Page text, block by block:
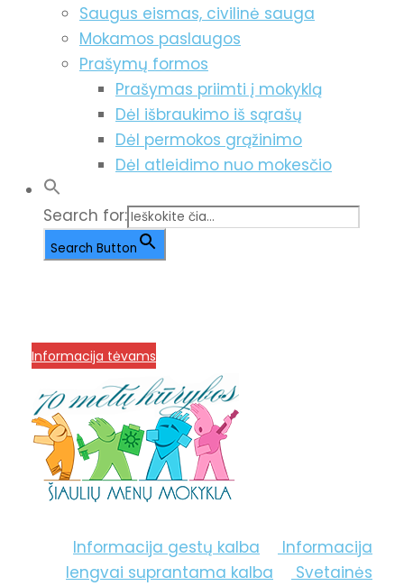
Saugus eismas, civilinė sauga
Mokamos paslaugos
Prašymų formos
Prašymas priimti į mokyklą
Dėl išbraukimo iš sąrašų
Dėl permokos grąžinimo
Dėl atleidimo nuo mokesčio
Search for:
Search Button
Informacija tėvams
Informacija gestų kalba
Informacija
lengvai suprantama kalba
Svetainės